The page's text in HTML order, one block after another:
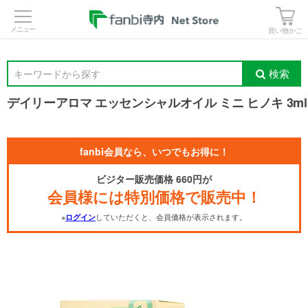
買い物かご
キーワードから探す 検索
デイリーアロマ エッセンシャルオイル ミニ ヒノキ 3ml
fanbi会員なら、いつでもお得に！
ビジター販売価格 660円が
会員様には特別価格で販売中！
※ログインしていただくと、会員価格が表示されます。